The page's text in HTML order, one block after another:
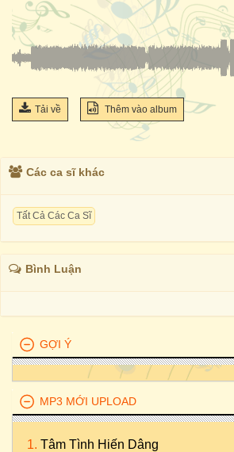
Tải về Thêm vào album
Các ca sĩ khác
Tất Cả Các Ca Sĩ
Bình Luận
GỢI Ý
MP3 MỚI UPLOAD
Tâm Tình Hiến Dâng